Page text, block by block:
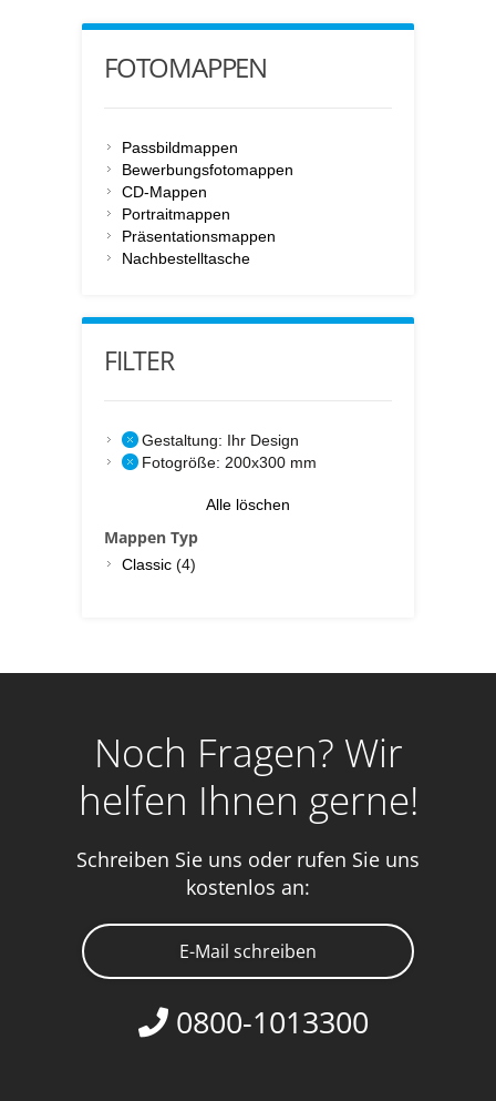
FOTOMAPPEN
Passbildmappen
Bewerbungsfotomappen
CD-Mappen
Portraitmappen
Präsentationsmappen
Nachbestelltasche
FILTER
Gestaltung: Ihr Design
Fotogröße: 200x300 mm
Alle löschen
Mappen Typ
Classic (4)
Noch Fragen? Wir
helfen Ihnen gerne!
Schreiben Sie uns oder rufen Sie uns
kostenlos an:
E-Mail schreiben
0800-1013300